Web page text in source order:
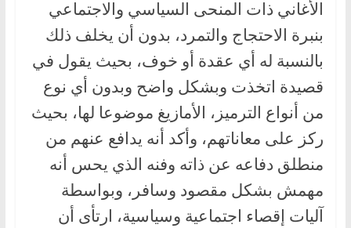
الأغاني ذات المنحى السياسي والاجتماعي
بنبرة الاحتجاج والتمرد، بدون أن يخلف ذلك
بالنسبة له أي عقدة أو خوف، بحيث يقول في
قصيدة اتخذت وبشكل واضح وبدون أي نوع
من أنواع الترميز، الأمازيغ موضوعا لها، بحيث
ركز على معاناتهم، وأكد أنه يدافع عنهم من
منطلق دفاعه عن ذاته وفنه الذي يحس أنه
مهمش بشكل مقصود وسافر، وبواسطة
آليات إقصاء اجتماعية وسياسية، ارتأى أن